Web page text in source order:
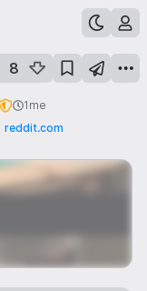
8
1me
reddit.com